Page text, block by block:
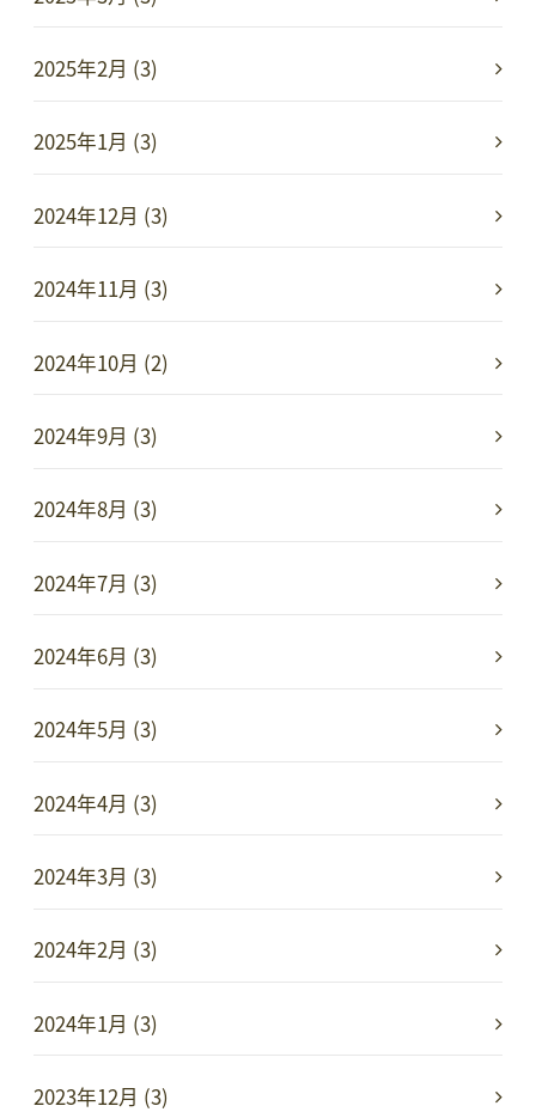
2025年2月 (3)
2025年1月 (3)
2024年12月 (3)
2024年11月 (3)
2024年10月 (2)
2024年9月 (3)
2024年8月 (3)
2024年7月 (3)
2024年6月 (3)
2024年5月 (3)
2024年4月 (3)
2024年3月 (3)
2024年2月 (3)
2024年1月 (3)
2023年12月 (3)